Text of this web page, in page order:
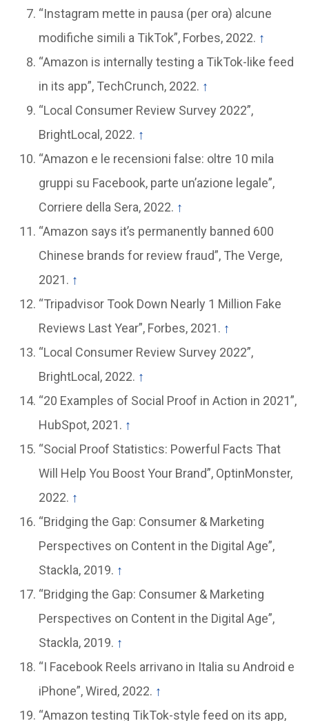
“Instagram mette in pausa (per ora) alcune
modifiche simili a TikTok”, Forbes, 2022. ↑
“Amazon is internally testing a TikTok-like feed
in its app”, TechCrunch, 2022. ↑
“Local Consumer Review Survey 2022”,
BrightLocal, 2022. ↑
“Amazon e le recensioni false: oltre 10 mila
gruppi su Facebook, parte un’azione legale”,
Corriere della Sera, 2022. ↑
“Amazon says it’s permanently banned 600
Chinese brands for review fraud”, The Verge,
2021. ↑
“Tripadvisor Took Down Nearly 1 Million Fake
Reviews Last Year”, Forbes, 2021. ↑
“Local Consumer Review Survey 2022”,
BrightLocal, 2022. ↑
“20 Examples of Social Proof in Action in 2021”,
HubSpot, 2021. ↑
“Social Proof Statistics: Powerful Facts That
Will Help You Boost Your Brand”, OptinMonster,
2022. ↑
“Bridging the Gap: Consumer & Marketing
Perspectives on Content in the Digital Age”,
Stackla, 2019. ↑
“Bridging the Gap: Consumer & Marketing
Perspectives on Content in the Digital Age”,
Stackla, 2019. ↑
“I Facebook Reels arrivano in Italia su Android e
iPhone”, Wired, 2022. ↑
“Amazon testing TikTok-style feed on its app,